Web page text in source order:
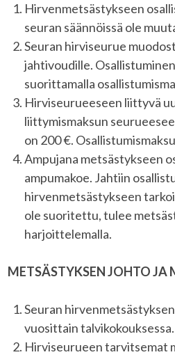
Hirvenmetsästykseen
seuran säännöissä ole
Seuran hirviseurue
jahtivoudille.
suorittamalla
Hirviseurueeseen liittyvä
liittymismaksun
on 200 €.
Ampujana metsästykseen
ampumakoe. Jahtiin
hirvenmetsästykseen
ole suoritettu, tulee
harjoittelemalla.
METSÄSTYKSEN JOHTO JA
Seuran
vuosittain talvikokouksessa.
Hirviseurueen tarvitsemat